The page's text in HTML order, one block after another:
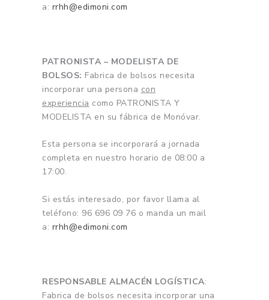
a: rrhh@edimoni.com
PATRONISTA – MODELISTA DE
BOLSOS: Fabrica de bolsos necesita
incorporar una persona con
experiencia como PATRONISTA Y
MODELISTA en su fábrica de Monóvar.
Esta persona se incorporará a jornada
completa en nuestro horario de 08:00 a
17:00.
Si estás interesado, por favor llama al
teléfono: 96 696 09 76 o manda un mail
a: rrhh@edimoni.com
RESPONSABLE ALMACÉN LOGÍSTICA:
Fabrica de bolsos necesita incorporar una